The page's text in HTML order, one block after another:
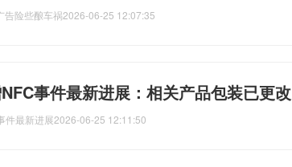
告险些酿车祸2026-06-25 12:07:35
事件最新进展：相关产品包装已更改
件最新进展2026-06-25 12:11:50